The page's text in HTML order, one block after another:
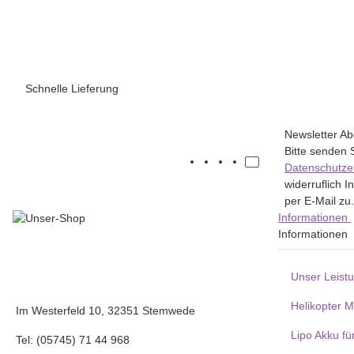
Schnelle Lieferung
Newsletter
Bitte senden
widerruflich
per E-Mail zu.
Im Westerfeld 10, 32351 Stemwede
Tel: (05745) 71 44 968
Informationen
Informationen
Unser
Helikopter
Lipo Akku